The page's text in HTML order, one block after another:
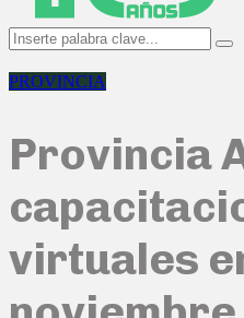
Search
for:
PROVINCIA
Provincia
virtuales